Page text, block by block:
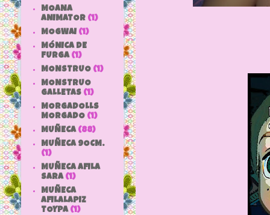
MOANA
ANIMATOR (1)
MOGWAI (1)
MÓNICA DE
FURGA (1)
MONSTRUO (1)
MONSTRUO
GALLETAS (1)
MORGADOLLS
MORGADO (1)
MUÑECA (88)
MUÑECA 9OCM.
(1)
MUÑECA AFILA
SARA (1)
MUÑECA
AFILALAPIZ
TOYPA (1)